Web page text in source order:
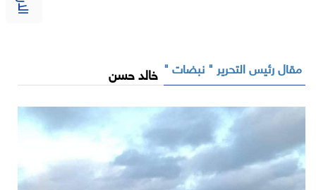
مقال رئيس التحرير " نبضات " خالد حسن